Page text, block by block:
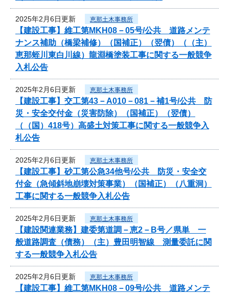
2025年2月6日更新 恵那土木事務所
【建設工事】維工第MKH08－05号/公共 道路メンテ
ナンス補助（橋梁補修）（国補正）（翌債）（（主）
恵那蛭川東白川線）龍淵橋塗装工事に関する一般競争
入札公告
2025年2月6日更新 恵那土木事務所
【建設工事】交工第43－A010－081－補1号/公共 防
災・安全交付金（災害防除）（国補正）（翌債）
（（国）418号）高盛土対策工事に関する一般競争入
札公告
2025年2月6日更新 恵那土木事務所
【建設工事】砂工第公急34他号/公共 防災・安全交
付金（急傾斜地崩壊対策事業）（国補正）（八重洞）
工事に関する一般競争入札公告
2025年2月6日更新 恵那土木事務所
【建設関連業務】建委第道調－恵2－B号／県単 一
般道路調査（債務）（主）豊田明智線 測量委託に関
する一般競争入札公告
2025年2月6日更新 恵那土木事務所
【建設工事】維工第MKH08－09号/公共 道路メンテ